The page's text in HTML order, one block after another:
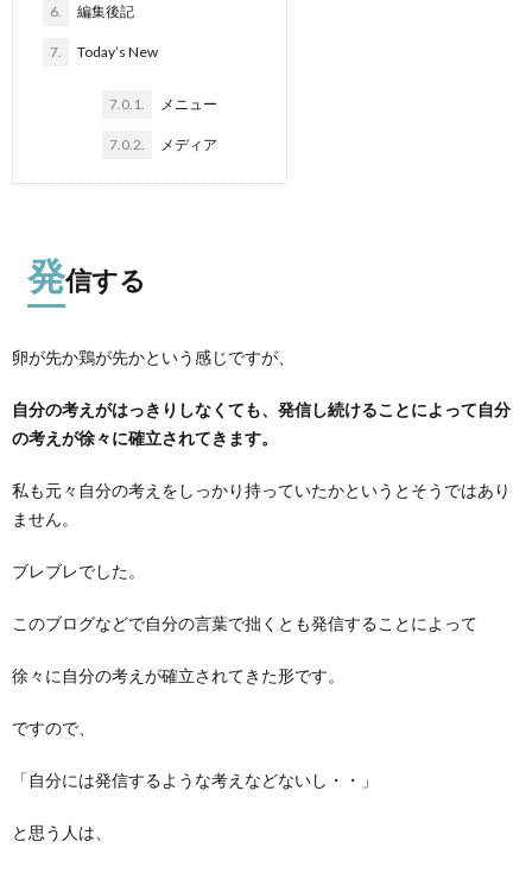
6. 編集後記
7. Today’s New
7.0.1. メニュー
7.0.2. メディア
発信する
卵が先か鶏が先かという感じですが、
自分の考えがはっきりしなくても、発信し続けることによって自分
の考えが徐々に確立されてきます。
私も元々自分の考えをしっかり持っていたかというとそうではあり
ません。
ブレブレでした。
このブログなどで自分の言葉で拙くとも発信することによって
徐々に自分の考えが確立されてきた形です。
ですので、
「自分には発信するような考えなどないし・・」
と思う人は、